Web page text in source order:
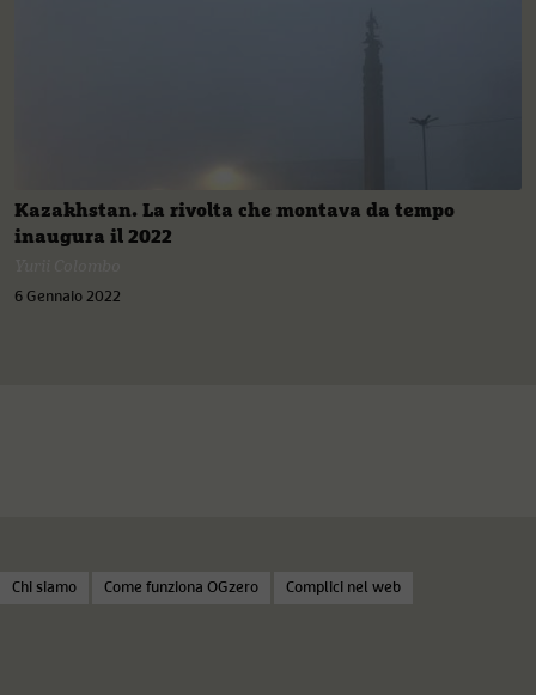
Kazakhstan. La rivolta che montava da tempo
inaugura il 2022
6 Gennaio 2022
Chi siamo Come funziona OGzero Complici nel web